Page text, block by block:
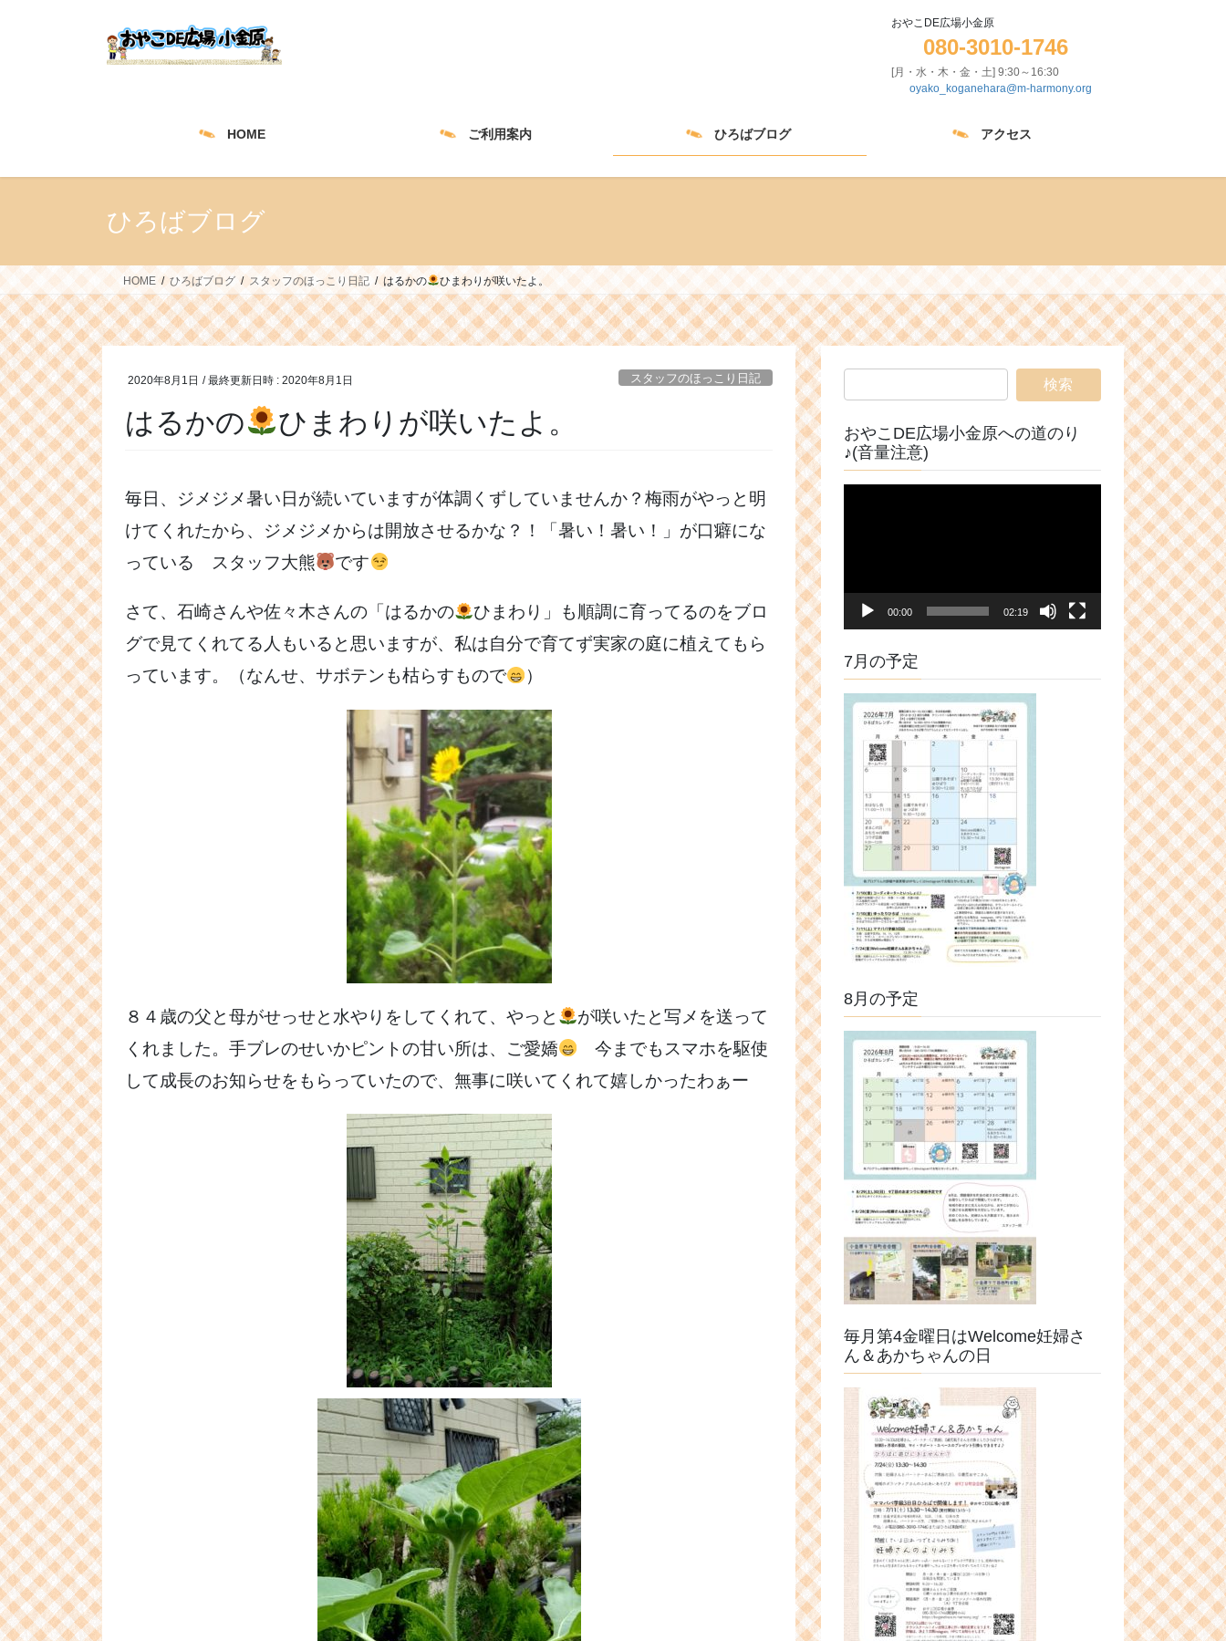
おやこDE広場小金原
080-3010-1746
[月・水・木・金・土] 9:30～16:30
oyako_koganehara@m-harmony.org
HOME ご利用案内 ひろばブログ アクセス
ひろばブログ
HOME ひろばブログ スタッフのほっこり日記 はるかの ひまわりが咲いたよ。
2020年8月1日 / 最終更新日時 : 2020年8月1日 スタッフのほっこり日記
はるかの ひまわりが咲いたよ。
毎日、ジメジメ暑い日が続いていますが体調くずしていませんか？梅雨がやっと明
けてくれたから、ジメジメからは開放させるかな？！「暑い！暑い！
」が口癖にな
っている スタッフ大熊
です
さて、石崎さんや佐々木さんの「はるかの
ひまわり」も順調に育ってるのをブロ
グで見てくれてる人もいると思いますが、私は自分で育てず実家の庭に植えてもら
っています。（なんせ、サボテンも枯らすもので
）
８４歳の父と母がせっせと水やりをしてくれて、やっと
が咲いたと写メを送って
くれました。手ブレのせいかピントの甘い所は、ご愛嬌
今までもスマホを駆使
して成長のお知らせをもらっていたので、無事に咲いてくれて嬉しかったわぁー
おやこDE広場小金原への道のり
♪(音量注意)
00:00 02:19
7月の予定
8月の予定
毎月第4金曜日はWelcome妊婦さ
ん＆あかちゃんの日